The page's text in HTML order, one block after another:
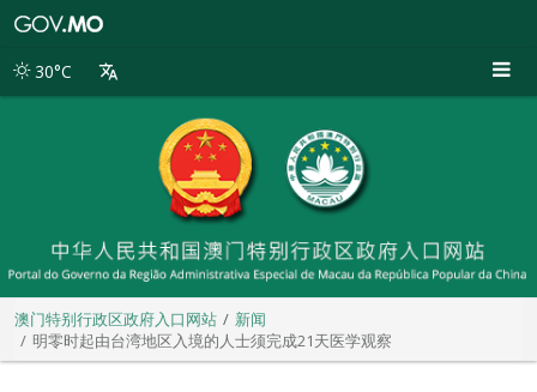
别
30°C
澳门特别行政区政府入口网站
新闻
明零时起由台湾地区入境的人士须完成21天医学观察